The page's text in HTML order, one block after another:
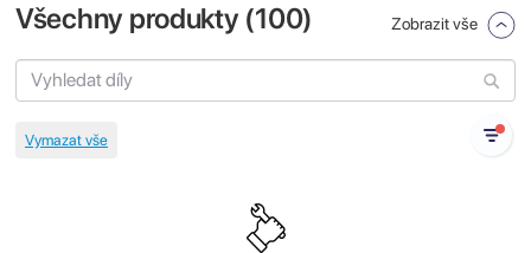
Všechny produkty (100) Zobrazit vše